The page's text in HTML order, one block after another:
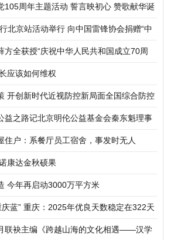
105周年主题活动 誓言映初心 赞歌献华诞
北京站活动举行 向中国雷锋协会捐赠“中
方全获授“庆祝中华人民共和国成立70周
应该如何维权
开创新时代近视防控新局面全国综合防控
席会议机制第三次会议召开
益之路记北京明伦公益基金会秦东魁理事
住户：系餐厅员工宿舍，事发时无人
康达金秋硕果
今年再启动3000万平方米
蓝” 重庆：2025年优良天数稳定在322天
联袂主编《跨越山海的文化相遇——汉学